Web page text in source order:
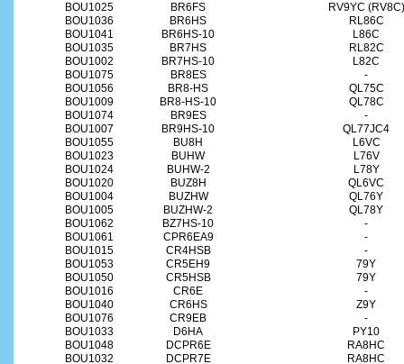
BOU1025
BR6FS
RV9YC (RV8C)
BOU1036
BR6HS
RL86C
BOU1041
BR6HS-10
L86C
BOU1035
BR7HS
RL82C
BOU1002
BR7HS-10
L82C
BOU1075
BR8ES
-
BOU1056
BR8-HS
QL75C
BOU1009
BR8-HS-10
QL78C
BOU1074
BR9ES
-
BOU1007
BR9HS-10
QL77JC4
BOU1055
BU8H
L6VC
BOU1023
BUHW
L76V
BOU1024
BUHW-2
L78Y
BOU1020
BUZ8H
QL6VC
BOU1004
BUZHW
QL76Y
BOU1005
BUZHW-2
QL78Y
BOU1062
BZ7HS-10
-
BOU1061
CPR6EA9
-
BOU1015
CR4HSB
-
BOU1053
CR5EH9
79Y
BOU1050
CR5HSB
79Y
BOU1016
CR6E
-
BOU1040
CR6HS
Z9Y
BOU1076
CR9EB
-
BOU1033
D6HA
PY10
BOU1048
DCPR6E
RA8HC
BOU1032
DCPR7E RA8HC